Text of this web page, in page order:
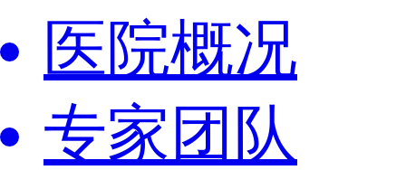
医院概况
专家团队